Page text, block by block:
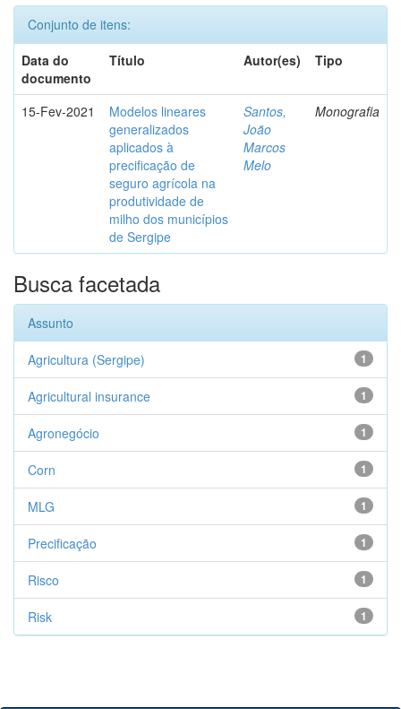
Conjunto de itens:
Data do
documento
Título Autor(es) Tipo
15-Fev-2021
Modelos lineares
generalizados
aplicados à
precificação de
seguro agrícola na
produtividade de
milho dos municípios
de Sergipe
Santos,
João
Marcos
Melo
Monografia
Busca facetada
Assunto
1
Agricultura (Sergipe)
1
Agricultural insurance
1
Agronegócio
1
Corn
1
MLG
1
Precificação
1
Risco
1
Risk